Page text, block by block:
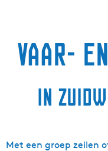
Vaar-
in
Met een groep zeilen